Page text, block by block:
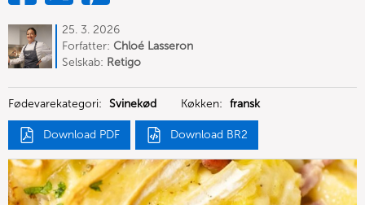
25. 3. 2026
Forfatter: Chloé Lasseron
Selskab: Retigo
Fødevarekategori: Svinekød Køkken: fransk
Download PDF Download BR2